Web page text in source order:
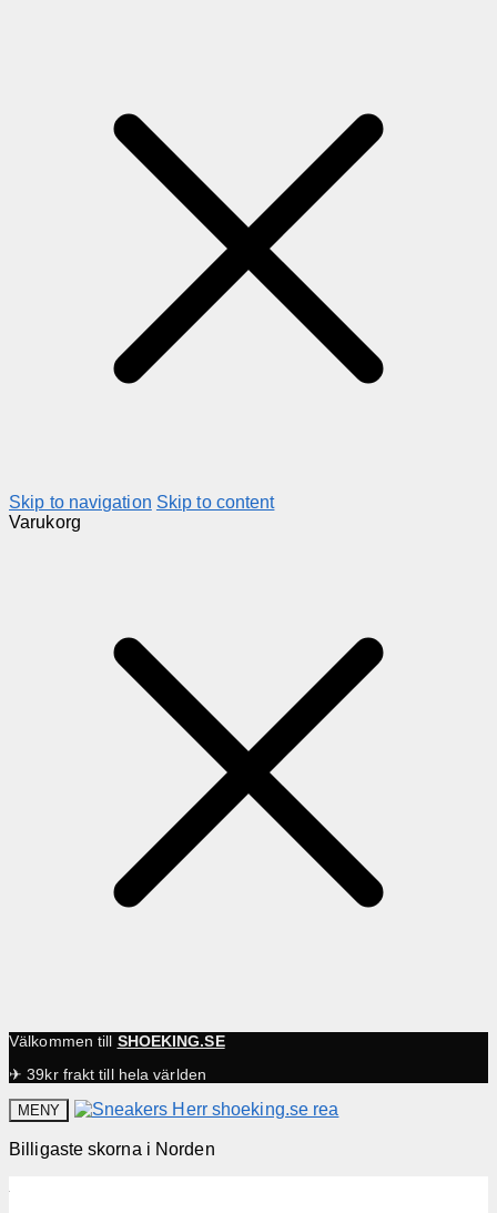
Skip to navigation Skip to content
Varukorg
Välkommen till SHOEKING.SE
✈ 39kr frakt till hela världen
MENY
Billigaste skorna i Norden